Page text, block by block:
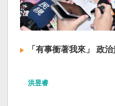
「有事衝著我來」 政
洪昱睿